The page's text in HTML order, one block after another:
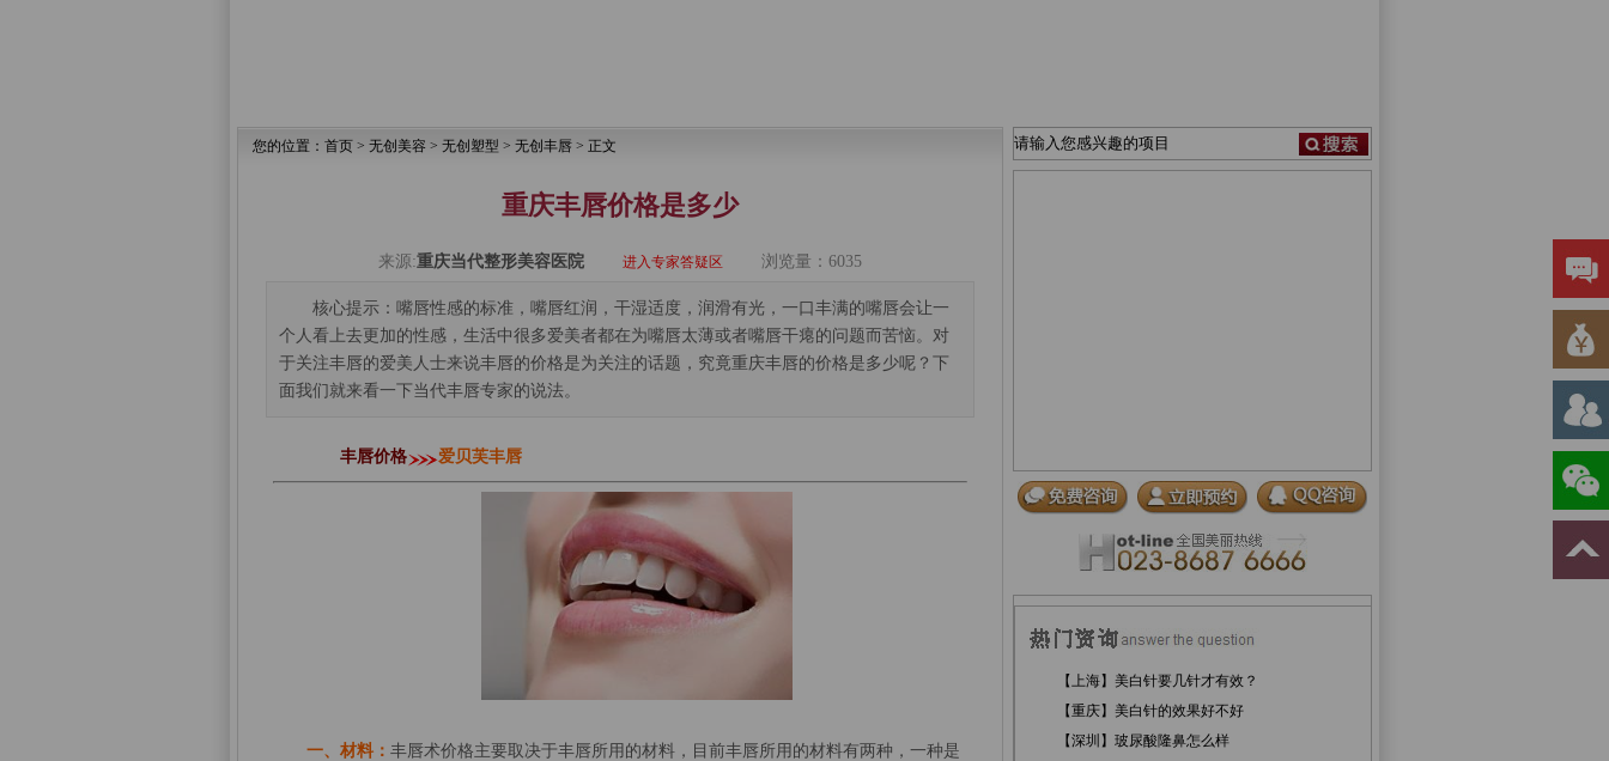
您的位置： 首页 > 无创美容 > 无创塑型 > 无创丰唇 > 正文
重庆丰唇价格是多少
来源:重庆当代整形美容医院 进入专家答疑区 浏览量：6035
核心提示：嘴唇性感的标准，嘴唇红润，干湿适度，润滑有光，一口丰满的嘴唇会让一
个人看上去更加的性感，生活中很多爱美者都在为嘴唇太薄或者嘴唇干瘪的问题而苦恼。对
于关注丰唇的爱美人士来说丰唇的价格是为关注的话题，究竟重庆丰唇的价格是多少呢？下
面我们就来看一下当代丰唇专家的说法。
丰唇价格 爱贝芙丰唇
一、材料： 丰唇术价格主要取决于丰唇所用的材料，目前丰唇所用的材料有两种，一种是
【上海】美白针要几针才有效？
【重庆】美白针的效果好不好
【深圳】玻尿酸隆鼻怎么样